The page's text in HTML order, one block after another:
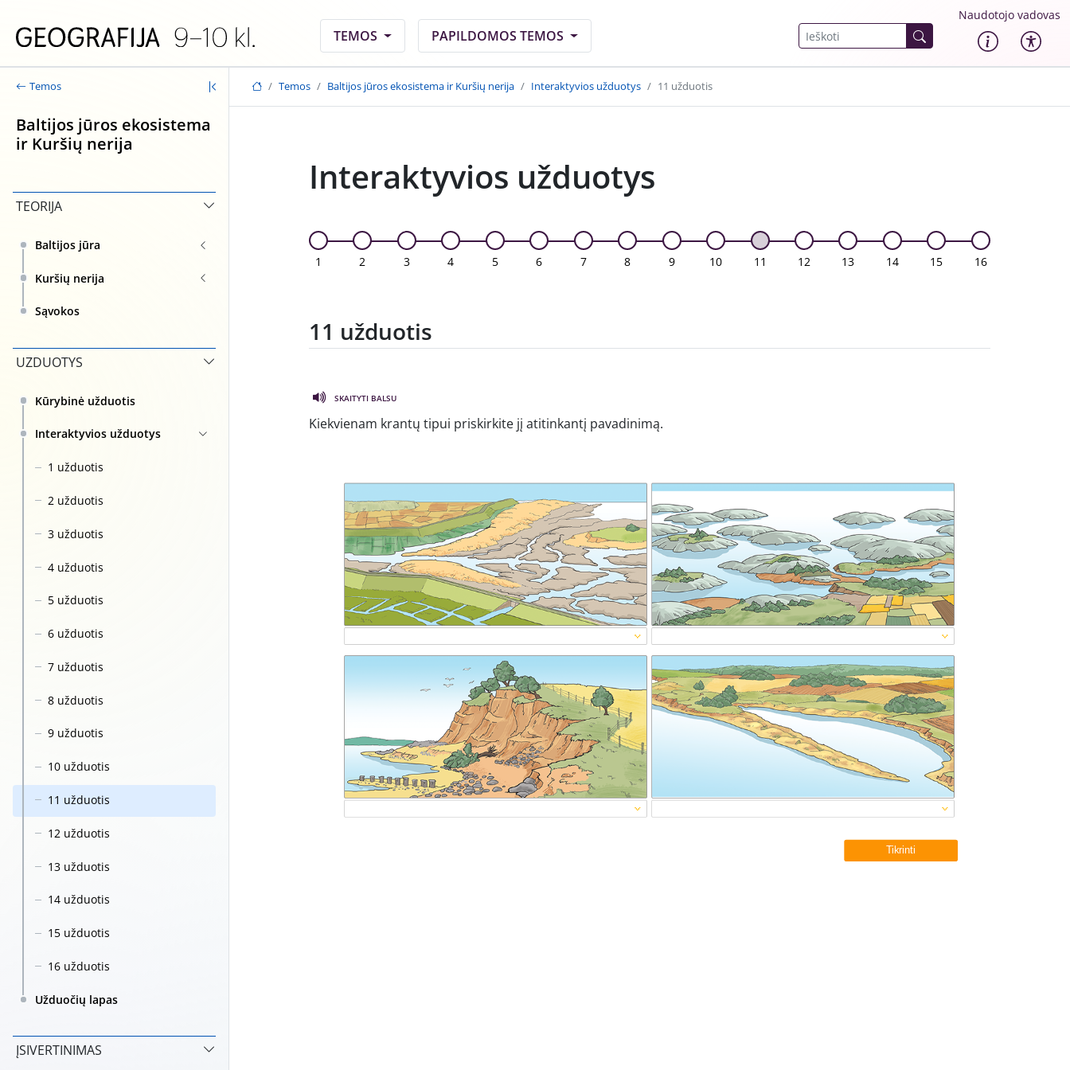
TEMOS
PAPILDOMOS TEMOS
Naudotojo vadovas
Temos
Baltijos jūros ekosistema
ir Kuršių nerija
TEORIJA
Baltijos jūra
Kuršių nerija
Sąvokos
UZDUOTYS
Kūrybinė užduotis
Interaktyvios užduotys
1 užduotis
2 užduotis
3 užduotis
4 užduotis
5 užduotis
6 užduotis
7 užduotis
8 užduotis
9 užduotis
10 užduotis
11 užduotis
12 užduotis
13 užduotis
14 užduotis
15 užduotis
16 užduotis
Užduočių lapas
ĮSIVERTINIMAS
Temos Baltijos jūros ekosistema ir Kuršių nerija Interaktyvios užduotys 11 užduotis
Interaktyvios užduotys
1 2 3 4 5 6 7 8 9 10 11 12 13 14 15 16
11 užduotis
SKAITYTI BALSU
Kiekvienam krantų tipui priskirkite jį atitinkantį pavadinimą.